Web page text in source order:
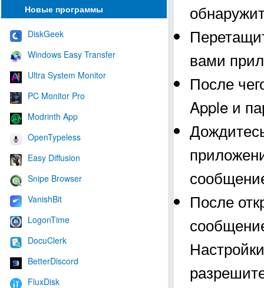
Новые программы
DiskGeek
Windows Easy Transfer
Ultra System Monitor
PC Monitor Pro
Modrinth App
OpenTypeless
Easy Diffusion
Snipe Browser
VanishBit
LogonTime
DocuClerk
BetterDiscord
FluxDisk
вами
После
Apple и
После